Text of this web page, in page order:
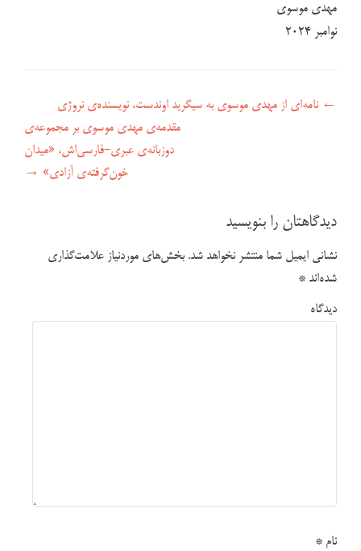
مهدی موسوی
نوامبر ۲۰۲۴
راهبری نوشته
← نامه‌ای از مهدی موسوی به سیگرید اوندست، نویسنده‌ی نروژی
مقدمه‌ی مهدی موسوی بر مجموعه‌‌ی
دوزبانه‌ی عبری-فارسی‌اش، «میدان
خون‌گرفته‌ی آزادی» →
دیدگاهتان را بنویسید
نشانی ایمیل شما منتشر نخواهد شد. بخش‌های موردنیاز علامت‌گذاری
شده‌اند *
دیدگاه
نام *